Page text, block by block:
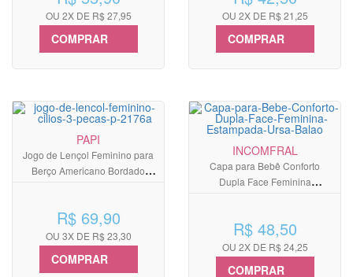
OU 2X DE R$ 27,95
COMPRAR
OU 2X DE R$ 21,25
COMPRAR
PAPI
Jogo de Lençol Feminino para
Berço Americano Bordado
R$ 69,90
OU 3X DE R$ 23,30
COMPRAR
INCOMFRAL
Capa para Bebê Conforto
Dupla Face Feminina
R$ 48,50
OU 2X DE R$ 24,25
COMPRAR